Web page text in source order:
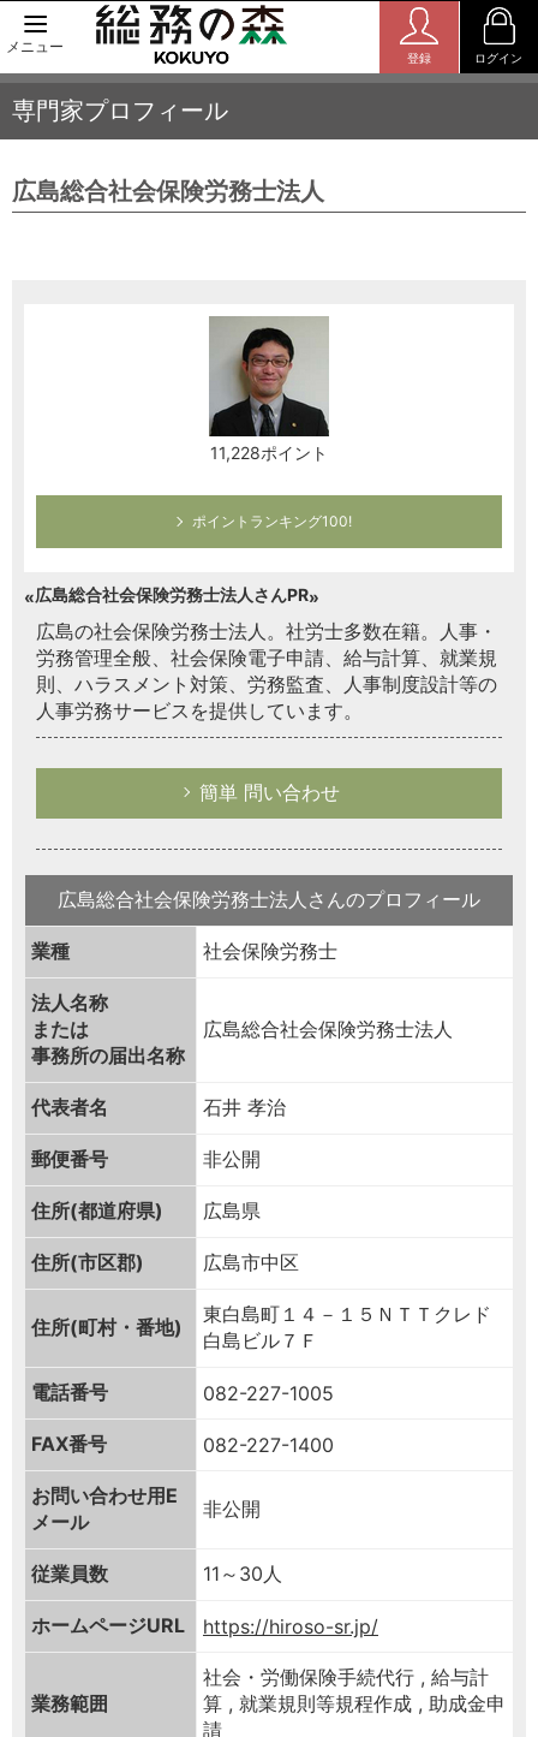
メニュー
登録 ログイン
専門家プロフィール
広島総合社会保険労務士法人
11,228ポイント
ポイントランキング100!
広島総合社会保険労務士法人さんPR
広島の社会保険労務士法人。社労士多数在籍。人事・
労務管理全般、社会保険電子申請、給与計算、就業規
則、ハラスメント対策、労務監査、人事制度設計等の
人事労務サービスを提供しています。
簡単 問い合わせ
広島総合社会保険労務士法人さんのプロフィール
業種 社会保険労務士
法人名称
または
事務所の届出名称
広島総合社会保険労務士法人
代表者名 石井 孝治
郵便番号 非公開
住所(都道府県) 広島県
住所(市区郡) 広島市中区
住所(町村・番地)
東白島町１４－１５ＮＴＴクレド
白島ビル７Ｆ
電話番号 082-227-1005
FAX番号 082-227-1400
お問い合わせ用 E
メール
非公開
従業員数 11～30人
ホームページURL https://hiroso-sr.jp/
業務範囲
社会・労働保険手続代行 , 給与計
算 , 就業規則等規程作成 , 助成金申
請